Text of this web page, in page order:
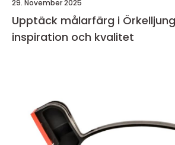
29. November 2025
Upptäck målarfärg i
inspiration och kvalitet